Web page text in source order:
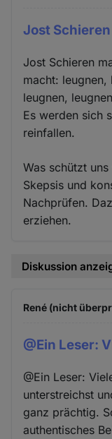
Jost
Jost Schieren
macht: leugnen,
leugnen,
Es werden sich
reinfallen.
Was schützt
Skepsis und
Nachprüfen.
erziehen.
Diskussion
René (nicht
@Ein Leser:
@Ein Leser:
unterstreichst
ganz prächtig.
authentisches